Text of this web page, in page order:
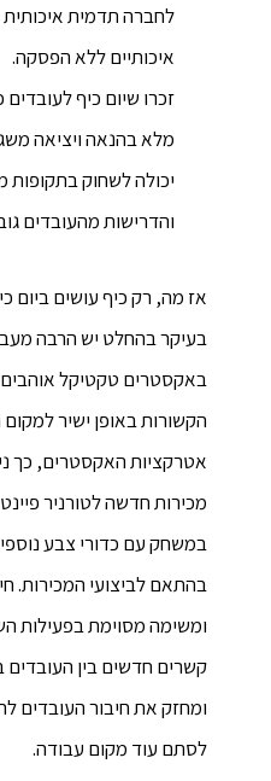
לחברה תדמית
איכותיים ללא הפסקה.
זכרו שיום כיף לעובדים
מלא בהנאה ויציאה
יכולה לשחוק בתקופות
והדרישות מהעובדים
אז מה, רק כיף עושים ביום
בעיקר בהחלט יש הרבה
באקסטרים טקטיקל אוהבים
הקשורות באופן ישיר
אטרקציות האקסטרים, כך
מכירות חדשה לטורניר
במשחק עם כדורי צבע
בהתאם לביצועי המכירות.
ומשימה מסוימת בפעילות
קשרים חדשים בין
ומחזק את חיבור העובדים
לסתם עוד מקום עבודה.